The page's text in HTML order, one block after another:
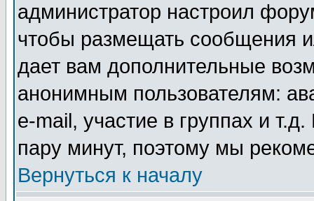
администратор настроил
чтобы размещать сообщения
дает вам дополнительные
анонимным пользователям:
e-mail, участие в группах и
пару минут, поэтому мы
Вернуться к началу